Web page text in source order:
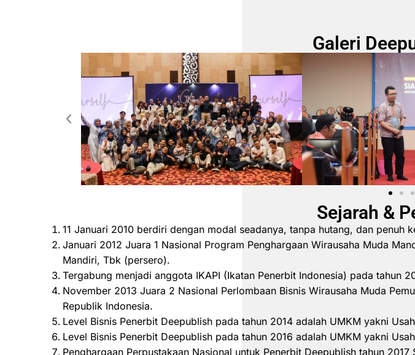
Galeri
Sejarah &
11 Januari 2010 berdiri dengan modal seadanya, tanpa hutang, dan penuh
Januari 2012 Juara 1 Nasional Program Penghargaan Wirausaha Muda
Mandiri, Tbk (persero).
Tergabung menjadi anggota IKAPI (Ikatan Penerbit Indonesia) pada tahun
November 2013 Juara 2 Nasional Perlombaan Bisnis Wirausaha Muda
Republik Indonesia.
Level Bisnis Penerbit Deepublish pada tahun 2014 adalah UMKM yakni
Level Bisnis Penerbit Deepublish pada tahun 2016 adalah UMKM yakni
Penghargaan Perpustakaan Nasional untuk Penerbit Deepublish tahun